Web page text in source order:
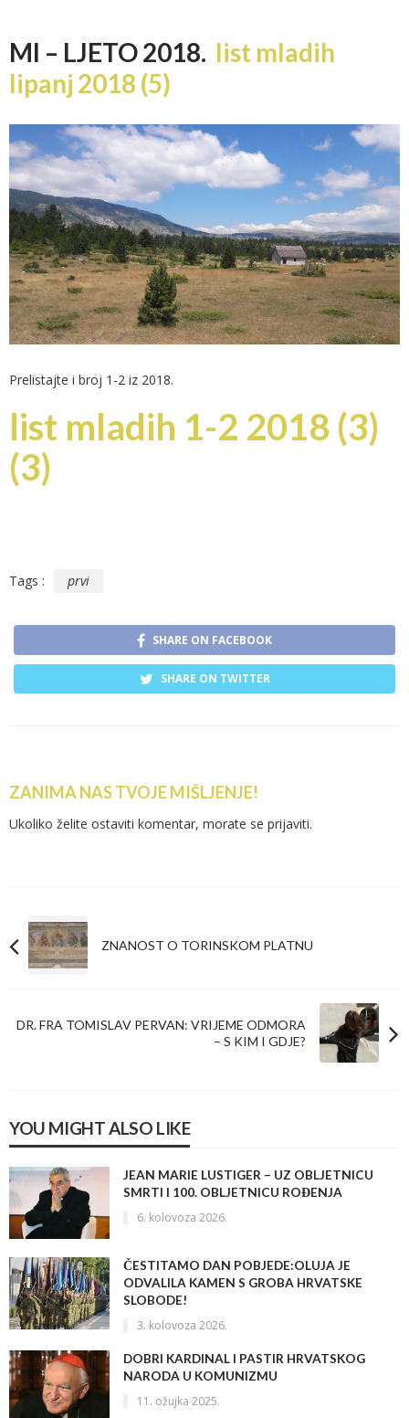
MI – LJETO 2018. list mladih
lipanj 2018 (5)
Prelistajte i broj 1-2 iz 2018.
list mladih 1-2 2018 (3)
(3)
Tags : prvi
SHARE ON FACEBOOK
SHARE ON TWITTER
ZANIMA NAS TVOJE MIŠLJENJE!
Ukoliko želite ostaviti komentar, morate se prijaviti.
ZNANOST O TORINSKOM PLATNU
DR. FRA TOMISLAV PERVAN: VRIJEME ODMORA
– S KIM I GDJE?
YOU MIGHT ALSO LIKE
JEAN MARIE LUSTIGER – UZ OBLJETNICU
SMRTI I 100. OBLJETNICU ROĐENJA
6. kolovoza 2026.
ČESTITAMO DAN POBJEDE:OLUJA JE
ODVALILA KAMEN S GROBA HRVATSKE
SLOBODE!
3. kolovoza 2026.
DOBRI KARDINAL I PASTIR HRVATSKOG
NARODA U KOMUNIZMU
11. ožujka 2025.